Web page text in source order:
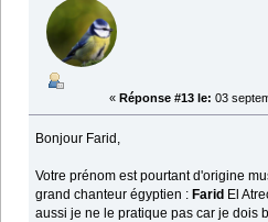
« Réponse #13 le: 03
Bonjour Farid,
Votre prénom est pourtant d'origine
grand chanteur égyptien :Farid El
aussi je ne le pratique pas car je dois